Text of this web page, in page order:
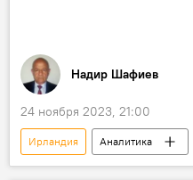
Надир Шафиев
24 ноября 2023, 21:00
Ирландия Аналитика
Нападение
Провокация